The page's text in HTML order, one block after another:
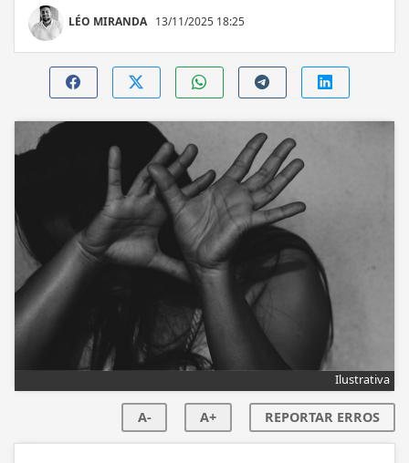
LÉO MIRANDA 13/11/2025 18:25
Ilustrativa
A- A+ REPORTAR ERROS